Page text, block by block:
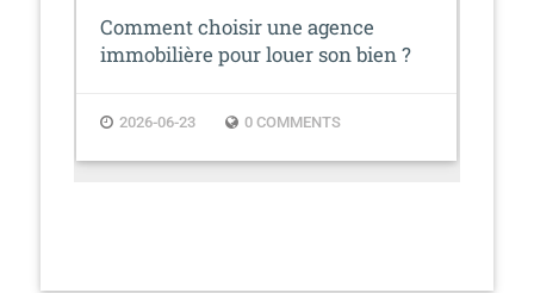
Comment choisir une agence
immobilière pour louer son bien ?
2026-06-23 0 COMMENTS